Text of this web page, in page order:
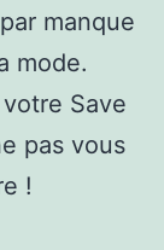
manque
mode.
Save
pas vous
!